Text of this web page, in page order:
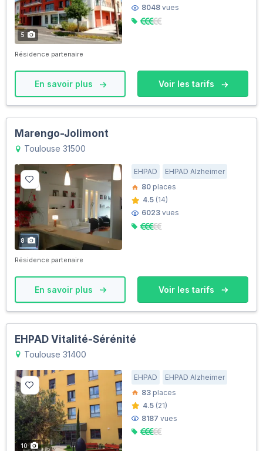
5
8048 vues
Résidence partenaire
En savoir plus Voir les tarifs
Marengo-Jolimont
Toulouse 31500
8
EHPAD
EHPAD Alzheimer
80 places
4.5 (14)
6023 vues
Résidence partenaire
En savoir plus Voir les tarifs
EHPAD Vitalité-Sérénité
Toulouse 31400
10
EHPAD
EHPAD Alzheimer
83 places
4.5 (21)
8187 vues